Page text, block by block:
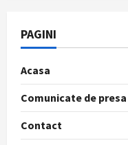
PAGINI
Acasa
Comunicate de presa
Contact